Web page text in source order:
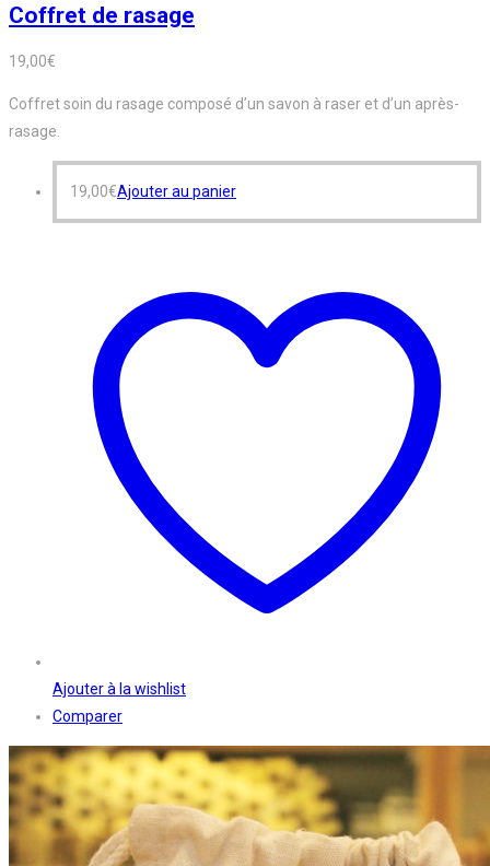
Coffret de rasage
19,00€
Coffret soin du rasage composé d’un savon à raser et d’un après-
rasage.
19,00€Ajouter au panier
Ajouter à la wishlist
Comparer